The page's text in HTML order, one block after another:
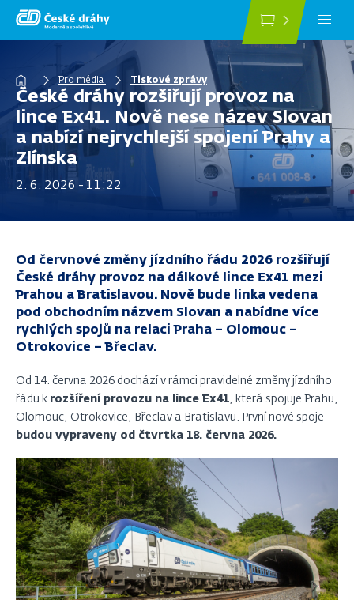
Přejít
Drobečková
navigace
Pro média Tiskové zprávy
České dráhy rozšiřují provoz na
lince Ex41. Nově nese název Slovan
a nabízí nejrychlejší spojení Prahy a
Zlínska
2. 6. 2026 - 11:22
Od červnové změny jízdního řádu 2026 rozšiřují
České dráhy provoz na dálkové lince Ex41 mezi
Prahou a Bratislavou. Nově bude linka vedena
pod obchodním názvem Slovan a nabídne více
rychlých spojů na relaci Praha – Olomouc –
Otrokovice – Břeclav.
Od 14. června 2026 dochází v rámci pravidelné změny jízdního
řádu k rozšíření provozu na lince Ex41, která spojuje Prahu,
Olomouc, Otrokovice, Břeclav a Bratislavu. První nové spoje
budou vypraveny od čtvrtka 18. června 2026.